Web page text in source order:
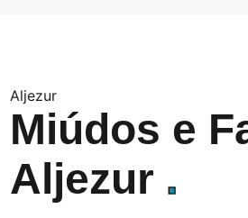
Aljezur
Miúdos e
Aljezur .